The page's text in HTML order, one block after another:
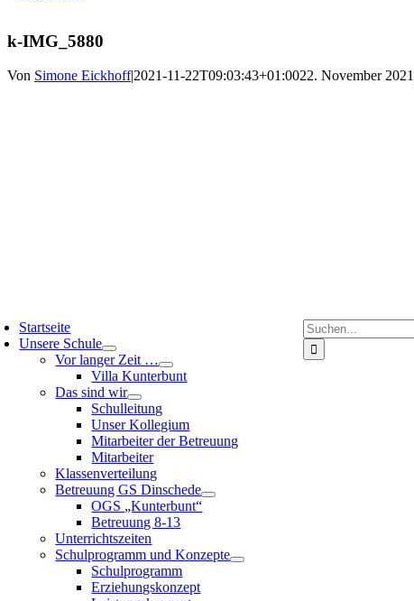
k-IMG_5880
Von Simone Eickhoff|2021-11-22T09:03:43+01:0022. November 2021
Suche
nach:
Startseite
Unsere Schule
Vor langer Zeit …
Villa Kunterbunt
Das sind wir
Schulleitung
Unser Kollegium
Mitarbeiter der Betreuung
Mitarbeiter
Klassenverteilung
Betreuung GS Dinschede
OGS „Kunterbunt“
Betreuung 8-13
Unterrichtszeiten
Schulprogramm und Konzepte
Schulprogramm
Erziehungskonzept